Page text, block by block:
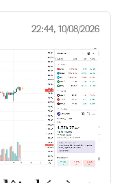
22:44, 10/08/2026